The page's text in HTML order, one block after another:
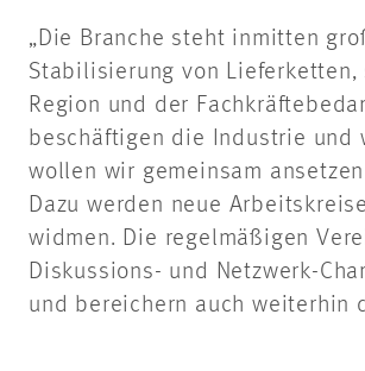
„Die Branche steht inmitten
Stabilisierung von Lieferketten,
Region und der
beschäftigen die Industrie und
wollen wir gemeinsam
Dazu werden neue
widmen. Die regelmäßigen
Diskussions- und Netzwerk-
und bereichern auch weiterhin